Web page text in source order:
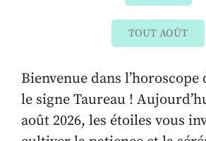
TOUT AOÛT
Bienvenue dans
le signe Taureau !
août 2026, les étoiles vous